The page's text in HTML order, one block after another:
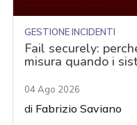
GESTIONE INCIDENTI
Fail securely:
misura quando i
04 Ago 2026
di Fabrizio Saviano